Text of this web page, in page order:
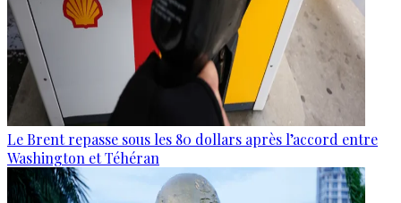
Le Brent repasse sous les 80 dollars après l’accord entre
Washington et Téhéran